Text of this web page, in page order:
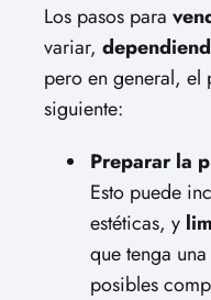
Los pasos para
variar,
pero en general, el
siguiente:
Preparar la
Esto puede
estéticas, y
que tenga
posibles